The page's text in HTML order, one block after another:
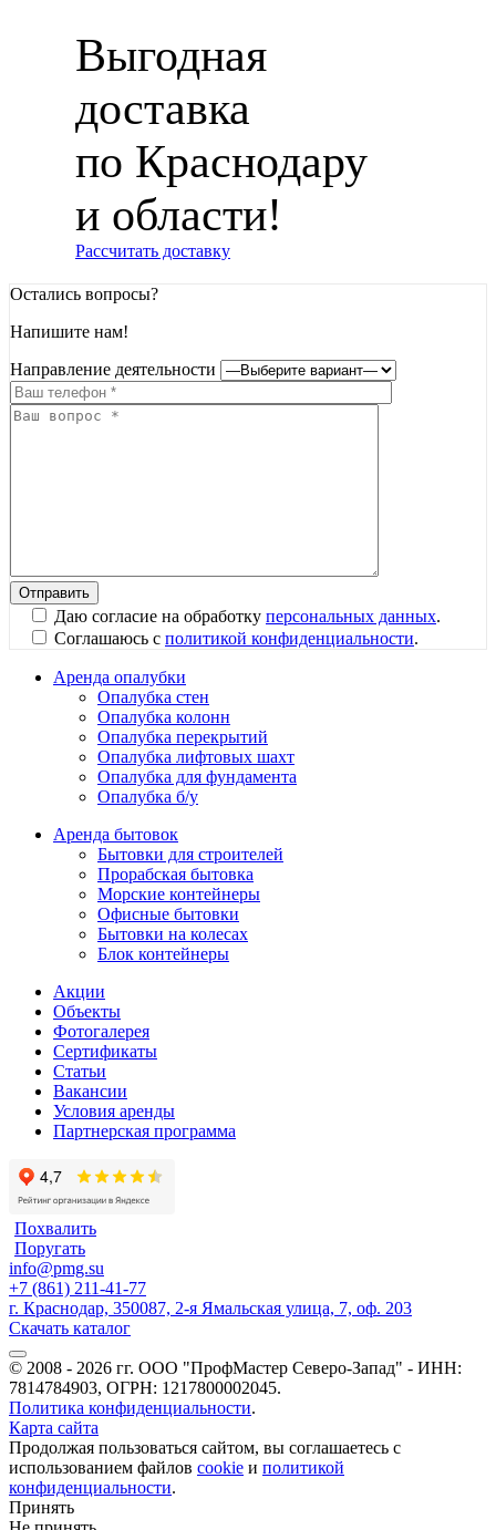
Выгодная
доставка
по Краснодару
и области!
Рассчитать доставку
Остались вопросы?
Напишите нам!
Направление деятельности
Даю согласие на обработку персональных данных.
Соглашаюсь с политикой конфиденциальности.
Аренда опалубки
Опалубка стен
Опалубка колонн
Опалубка перекрытий
Опалубка лифтовых шахт
Опалубка для фундамента
Опалубка б/у
Аренда бытовок
Бытовки для строителей
Прорабская бытовка
Морские контейнеры
Офисные бытовки
Бытовки на колесах
Блок контейнеры
Акции
Объекты
Фотогалерея
Сертификаты
Статьи
Вакансии
Условия аренды
Партнерская программа
Похвалить
Поругать
info@pmg.su
+7 (861) 211-41-77
г. Краснодар, 350087, 2-я Ямальская улица, 7, оф. 203
Скачать каталог
© 2008 - 2026 гг. ООО "ПрофМастер Северо-Запад" - ИНН:
7814784903, ОГРН: 1217800002045.
Политика конфиденциальности.
Карта сайта
Продолжая пользоваться сайтом, вы соглашаетесь с
использованием файлов cookie и политикой
конфиденциальности.
Принять